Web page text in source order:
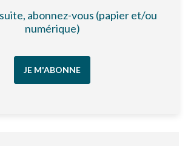
abonnez-vous (papier et/ou
numérique)
JE M'ABONNE